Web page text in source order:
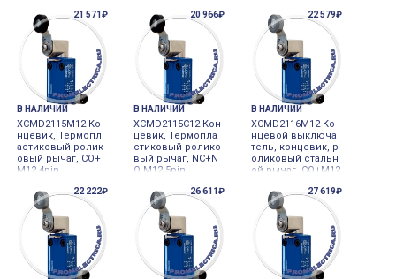
21 571₽
В НАЛИЧИИ
XCMD2115M12 Ко
нцевик, Термопл
астиковый ролик
овый рычаг, CO+
M12 4pin
20 966₽
В НАЛИЧИИ
XCMD2115C12 Кон
цевик, Термопла
стиковый ролико
вый рычаг, NC+N
O M12 5pin
22 579₽
В НАЛИЧИИ
XCMD2116M12 Ко
нцевой выключа
тель, концевик, р
оликовый стальн
ой рычаг, CO+M12
22 222₽ 26 611₽ 27 619₽